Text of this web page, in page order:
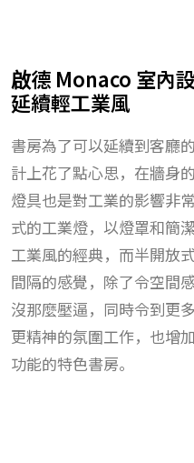
啟德 Monaco 室內
延續輕工業風
書房為了可以延續到客廳
計上花了點心思，在牆身
燈具也是對工業的影響非
式的工業燈，以燈罩和簡
工業風的經典，而半開放
間隔的感覺，除了令空間
沒那麼壓逼，同時令到更
更精神的氛圍工作，也增
功能的特色書房。